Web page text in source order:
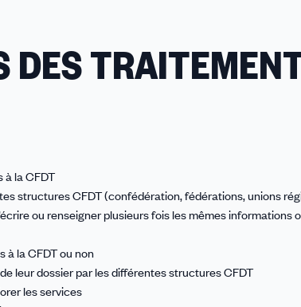
à la CFDT
structures CFDT (confédération, fédérations, unions
ou renseigner plusieurs fois les mêmes informations
à la CFDT ou non
leur dossier par les différentes structures CFDT
les services